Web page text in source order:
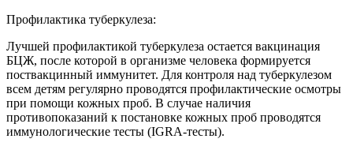
Профилактика туберкулеза:
Лучшей профилактикой туберкулеза остается вакцинация
БЦЖ, после которой в организме человека формируется
поствакцинный иммунитет. Для контроля над туберкулезом
всем детям регулярно проводятся профилактические осмотры
при помощи кожных проб. В случае наличия
противопоказаний к постановке кожных проб проводятся
иммунологические тесты (IGRA-тесты).